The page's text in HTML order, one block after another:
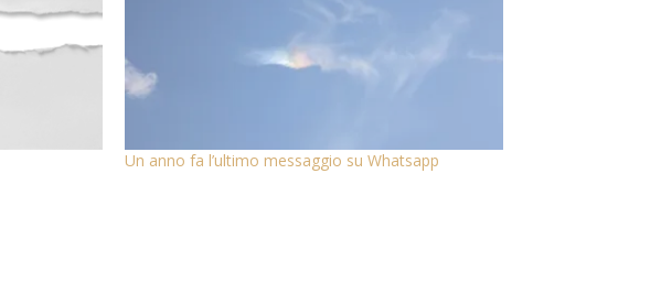
Un anno fa l’ultimo messaggio su Whatsapp